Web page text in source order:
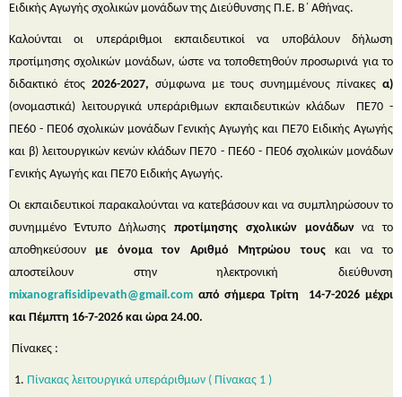
Ειδικής Αγωγής σχολικών μονάδων της Διεύθυνσης Π.Ε. Β΄ Αθήνας.
Καλούνται οι υπεράριθμοι εκπαιδευτικοί να υποβάλουν δήλωση
προτίμησης σχολικών μονάδων, ώστε να τοποθετηθούν προσωρινά για το
διδακτικό έτος 2026-2027, σύμφωνα με τους συνημμένους πίνακες α)
(ονομαστικά) λειτουργικά υπεράριθμων εκπαιδευτικών κλάδων
ΠΕ70 -
ΠΕ60 - ΠΕ06 σχολικών μονάδων Γενικής Αγωγής και ΠΕ70 Ειδικής Αγωγής
και β) λειτουργικών κενών κλάδων ΠΕ70 - ΠΕ60 - ΠΕ06 σχολικών μονάδων
Γενικής Αγωγής και ΠΕ70 Ειδικής Αγωγής.
Οι εκπαιδευτικοί παρακαλούνται να κατεβάσουν και να συμπληρώσουν το
συνημμένο Έντυπο Δήλωσηςπροτίμησης σχολικών μονάδωννα το
αποθηκεύσουνμε όνομα τον Αριθμό Μητρώου τουςκαι να το
αποστείλουν στην ηλεκτρονική διεύθυνση
mixanografisidipevath@gmail.com από σήμερα Τρίτη 14-7-2026 μέχρι
και Πέμπτη 16-7-2026 και ώρα 24.00.
Πίνακες :
Πίνακας λειτουργικά υπεράριθμων ( Πίνακας 1 )